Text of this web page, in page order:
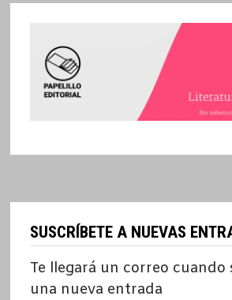
SUSCRÍBETE A NUEVAS
Te llegará un correo cuando
una nueva entrada